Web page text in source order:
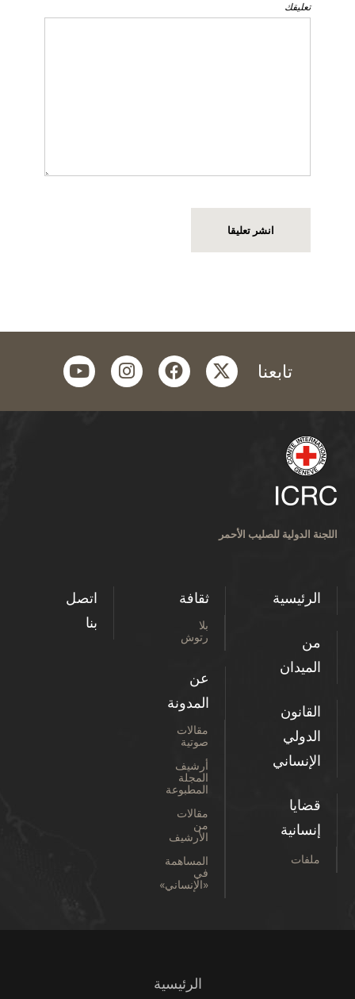
تعليقك
تابعنا twitter
facebook
instagram
youtube
اللجنة الدولية للصليب الأحمر
الرئيسية
من
الميدان
القانون
الدولي
الإنساني
قضايا
إنسانية
ملفات
ثقافة
بلا
رتوش
عن
المدونة
مقالات
صوتية
أرشيف
المجلة
المطبوعة
مقالات
من
الأرشيف
المساهمة
في
«الإنساني»
اتصل
بنا
الرئيسية